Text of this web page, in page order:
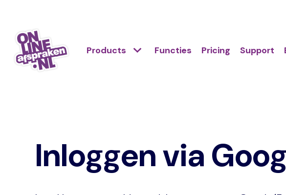
main
content
links
Hoofdnavigatie
Primair
Products Functies Pricing Support
Inloggen via